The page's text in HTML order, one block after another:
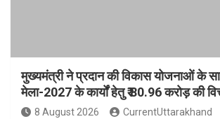
मुख्यमंत्री ने प्रदान की विकास योजनाओं के
मेला-2027 के कार्यों हेतु ₹ 80.96 करोड़ की
8 August 2026 CurrentUttarakhand